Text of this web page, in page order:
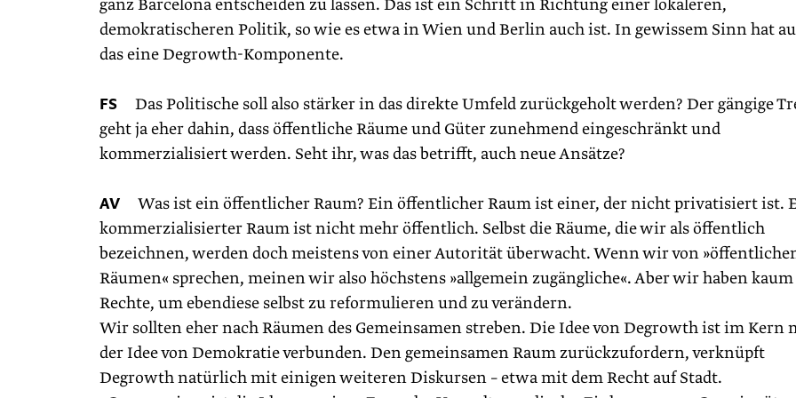
ganz Barcelona entscheiden zu lassen. Das ist ein Schritt in Richtung einer lokaleren,
demokratischeren Politik, so wie es etwa in Wien und Berlin auch ist. In gewissem Sinn hat
das eine Degrowth-Komponente.
FS Das Politische soll also stärker in das direkte Umfeld zurückgeholt werden? Der gängige
geht ja eher dahin, dass öffentliche Räume und Güter zunehmend eingeschränkt und
kommerzialisiert werden. Seht ihr, was das betrifft, auch neue Ansätze?
AV Was ist ein öffentlicher Raum? Ein öffentlicher Raum ist einer, der nicht privatisiert ist.
kommerzialisierter Raum ist nicht mehr öffentlich. Selbst die Räume, die wir als öffentlich
bezeichnen, werden doch meistens von einer Autorität überwacht. Wenn wir von
Räumen« sprechen, meinen wir also höchstens »allgemein zugängliche«. Aber wir haben
Rechte, um ebendiese selbst zu reformulieren und zu verändern.
Wir sollten eher nach Räumen des Gemeinsamen streben. Die Idee von Degrowth ist im Kern
der Idee von Demokratie verbunden. Den gemeinsamen Raum zurückzufordern, verknüpft
Degrowth natürlich mit einigen weiteren Diskursen – etwa mit dem Recht auf Stadt.